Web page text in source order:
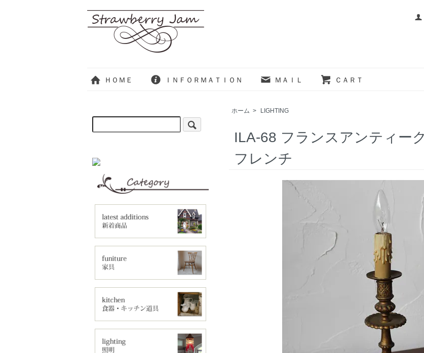
ＨＯＭＥ ＩＮＦＯＲＭＡＴＩＯＮ ＭＡＩＬ ＣＡＲＴ
ホーム > LIGHTING
ILA-68 フランスアンティー
フレンチ